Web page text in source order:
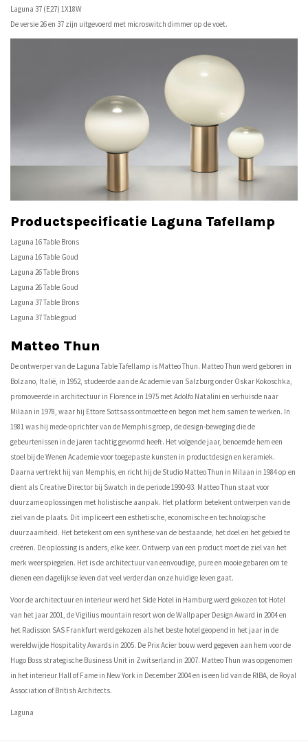
Laguna 37 (E27) 1X18W
De versie 26 en 37 zijn uitgevoerd met microswitch dimmer op de voet.
Productspecificatie Laguna Tafellamp
Laguna 16 Table Brons
Laguna 16 Table Goud
Laguna 26 Table Brons
Laguna 26 Table Goud
Laguna 37 Table Brons
Laguna 37 Table goud
Matteo Thun
De ontwerper van de Laguna Table Tafellamp is Matteo Thun. Matteo Thun werd geboren in
Bolzano, Italië, in 1952, studeerde aan de Academie van Salzburg onder Oskar Kokoschka,
promoveerde in architectuur in Florence in 1975 met Adolfo Natalini en verhuisde naar
Milaan in 1978, waar hij Ettore Sottsass ontmoette en begon met hem samen te werken. In
1981 was hij mede-oprichter van de Memphis groep, de design-beweging die de
gebeurtenissen in de jaren tachtig gevormd heeft. Het volgende jaar, benoemde hem een
stoel bij de Wenen Academie voor toegepaste kunsten in productdesign en keramiek.
Daarna vertrekt hij van Memphis, en richt hij de Studio Matteo Thun in Milaan in 1984 op en
dient als Creative Director bij Swatch in de periode 1990-93. Matteo Thun staat voor
duurzame oplossingen met holistische aanpak. Het platform betekent ontwerpen van de
ziel van de plaats. Dit impliceert een esthetische, economische en technologische
duurzaamheid. Het betekent om een synthese van de bestaande, het doel en het gebied te
creëren. De oplossing is anders, elke keer. Ontwerp van een product moet de ziel van het
merk weerspiegelen. Het is de architectuur van eenvoudige, pure en mooie gebaren om te
dienen een dagelijkse leven dat veel verder dan onze huidige leven gaat.
Voor de architectuur en interieur werd het Side Hotel in Hamburg werd gekozen tot Hotel
van het jaar 2001, de Vigilius mountain resort won de Wallpaper Design Award in 2004 en
het Radisson SAS Frankfurt werd gekozen als het beste hotel geopend in het jaar in de
wereldwijde Hospitality Awards in 2005. De Prix Acier bouw werd gegeven aan hem voor de
Hugo Boss strategische Business Unit in Zwitserland in 2007. Matteo Thun was opgenomen
in het interieur Hall of Fame in New York in December 2004 en is een lid van de RIBA, de Royal
Association of British Architects.
Laguna